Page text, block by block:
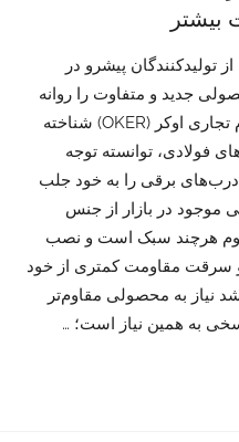
بیشتر
تولیدکنندگان پیشرو در
جدید و متفاوت را روانه
بازار کرده است. این محصول با نام تجاری اوکر (OKER) شناخته
فولادی، توانسته توجه
درب‌های برقی را به خود جلب
موجود در بازار از جنس
هرچند سبک است و نصب
و سرقت مقاومت کمتری از خود
نیاز به محصولی مقاوم‌تر
به همین نیاز است؛ …